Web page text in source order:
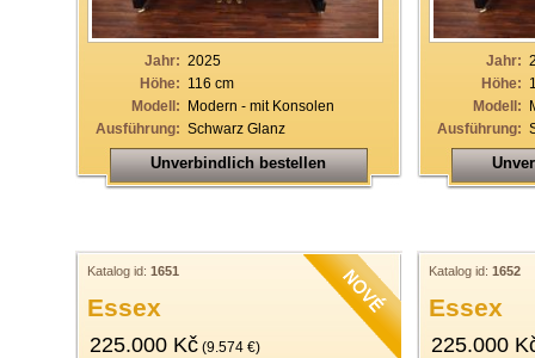
Jahr: 2025
Höhe: 116 cm
Modell: Modern - mit Konsolen
Ausführung: Schwarz Glanz
Unverbindlich bestellen
Jahr:
Höhe:
Modell:
Ausführung:
Katalog id: 1651
Essex
225.000 Kč (9.574 €)
Katalog id: 1652
Essex
225.000